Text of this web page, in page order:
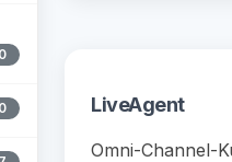
LiveAgent
Omni-Channel-